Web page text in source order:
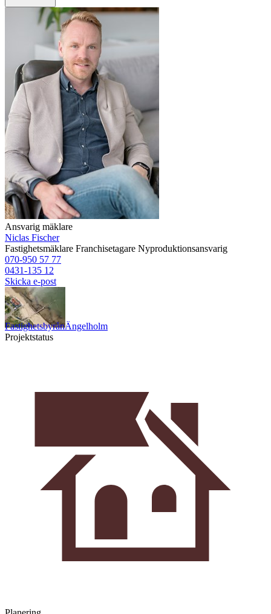
Ansvarig mäklare
Niclas Fischer
Fastighetsmäklare Franchisetagare Nyproduktionsansvarig
070-950 57 77
0431-135 12
Skicka e-post
FastighetsbyrånÄngelholm
Projektstatus